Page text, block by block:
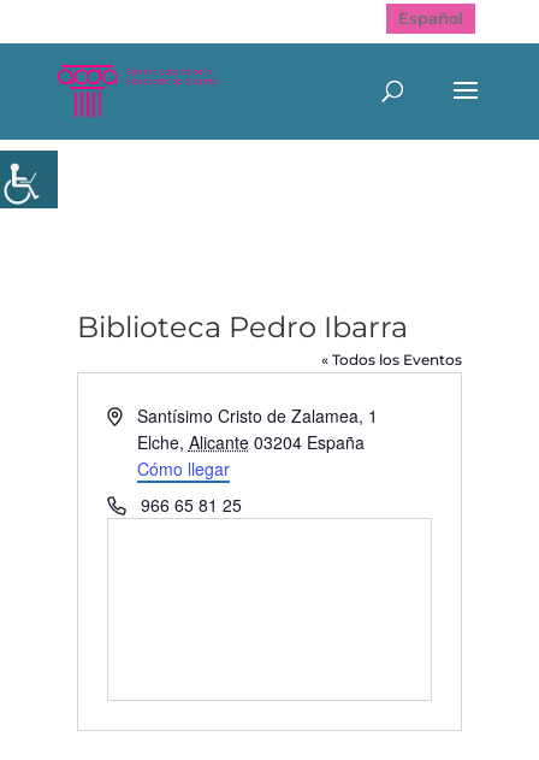
Español
Biblioteca Pedro Ibarra
« Todos los Eventos
Dirección
Santísimo Cristo de Zalamea, 1
Elche, Alicante 03204 España
Cómo llegar
Teléfono966 65 81 25